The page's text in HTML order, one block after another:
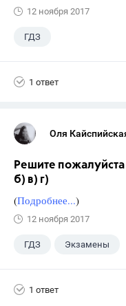
12 ноября 2017
ГДЗ
1 ответ
Оля
Решите
б) в) г)
(Подробнее...)
12 ноября 2017
ГДЗ Экзамены
1 ответ